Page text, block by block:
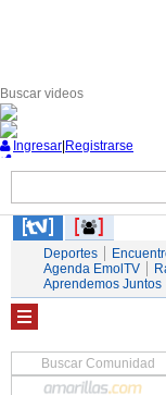
Ingresar Registrarse
Deportes
Agenda EmolTV
Aprendemos Juntos